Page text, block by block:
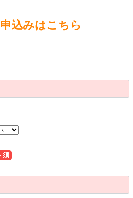
込みはこちら
須